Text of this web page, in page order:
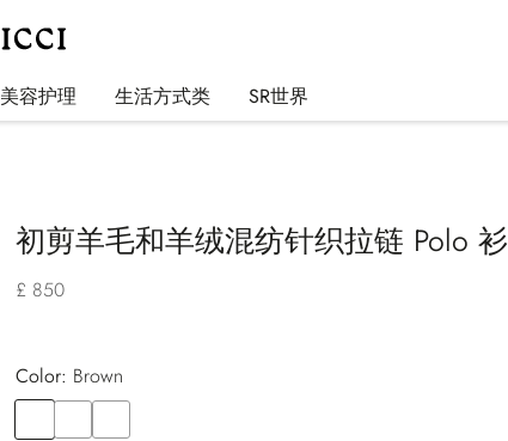
美容护理 生活方式类 SR世界
初剪羊毛和羊绒混纺针织拉链 Polo 衫
£ 850
Color:
brown